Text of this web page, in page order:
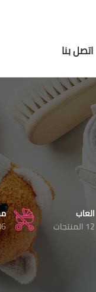
اتصل بنا
العاب
12 المنتجات
86